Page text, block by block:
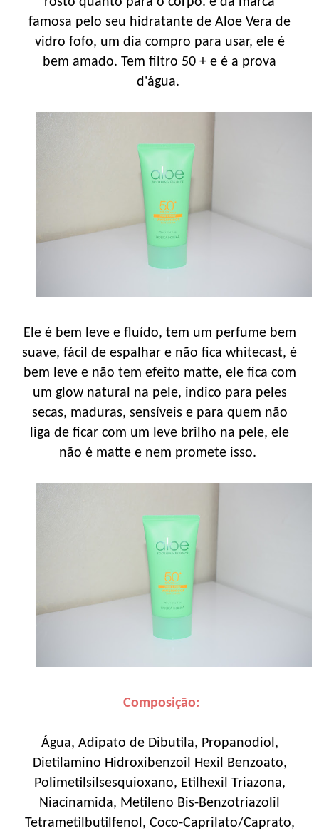
famosa pelo seu hidratante de Aloe Vera de
vidro fofo, um dia compro para usar, ele é
bem amado. Tem filtro 50 + e é a prova
d'água.
Ele é bem leve e fluído, tem um perfume bem
suave, fácil de espalhar e não fica whitecast, é
bem leve e não tem efeito matte, ele fica com
um glow natural na pele, indico para peles
secas, maduras, sensíveis e para quem não
liga de ficar com um leve brilho na pele, ele
não é matte e nem promete isso.
Composição:
Água, Adipato de Dibutila, Propanodiol,
Dietilamino Hidroxibenzoil Hexil Benzoato,
Polimetilsilsesquioxano, Etilhexil Triazona,
Niacinamida, Metileno Bis-Benzotriazolil
Tetrametilbutilfenol, Coco-Caprilato/Caprato,